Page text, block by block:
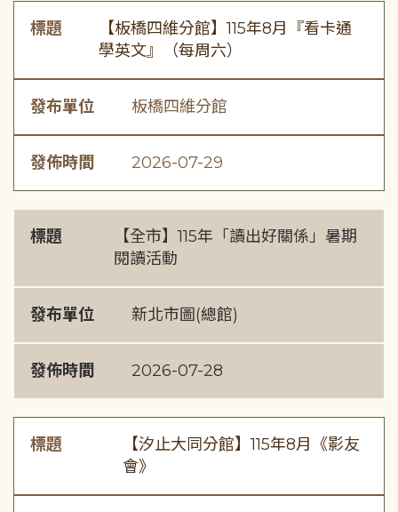
標題
【板橋四維分館】115年8月『看卡通
學英文』（每周六）
發布單位 板橋四維分館
發佈時間 2026-07-29
標題
【全市】115年「讀出好關係」暑期
閱讀活動
發布單位 新北市圖(總館)
發佈時間 2026-07-28
標題
【汐止大同分館】115年8月《影友
會》